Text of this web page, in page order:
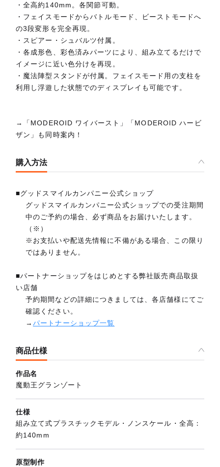
・全高約140mm。各関節可動。
・フェイスモードからバトルモード、ビーストモードへ
の3段変形を完全再現。
・スピアー・シュバルツ付属。
・各成形色、彩色済みパーツにより、組み立てるだけで
イメージに近い色分けを再現。
・魔法陣型スタンドが付属。フェイスモード用の支柱を
利用し浮遊した状態でのディスプレイも可能です。
→「MODEROID ワイバースト」「MODEROID ハービ
ザン」も同時案内！
購入方法
■グッドスマイルカンパニー公式ショップ
グッドスマイルカンパニー公式ショップでの受注期間
中のご予約の場合、必ず商品をお届けいたします。
（※）
※お支払いや配送先情報に不備がある場合、この限り
ではありません。
■パートナーショップをはじめとする弊社販売商品取扱
い店舗
予約期間などの詳細につきましては、各店舗様にてご
確認ください。
→パートナーショップ一覧
商品仕様
作品名
魔動王グランゾート
仕様
組み立て式プラスチックモデル・ノンスケール・全高：
約140mm
原型制作